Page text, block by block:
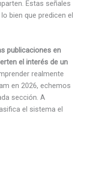
Estas señales
bien que predicen el
publicaciones en
el interés de un
realmente
en 2026, echemos
sección. A
el sistema el